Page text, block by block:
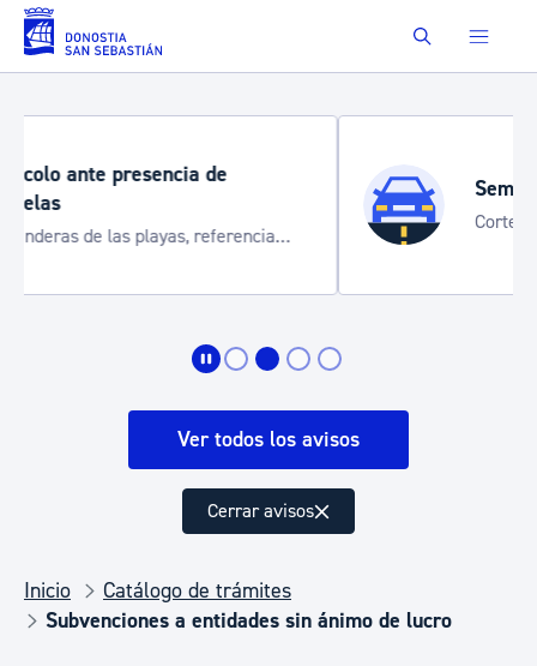
Saltar al contenido principal Buscar
Semana Grande 2026
Cortes de tráfico y servicios especiales
de transporte
Ver todos los avisos
Cerrar avisos
Inicio
Catálogo de trámites
Subvenciones a entidades sin ánimo de lucro